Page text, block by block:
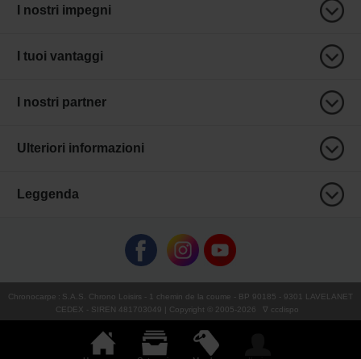
I nostri impegni
I tuoi vantaggi
I nostri partner
Ulteriori informazioni
Leggenda
Chronocarpe : S.A.S. Chrono Loisirs - 1 chemin de la coume - BP 90185 - 9301 LAVELANET
CEDEX - SIREN 481703049 | Copyright © 2005-2026 ∇ ccdispo